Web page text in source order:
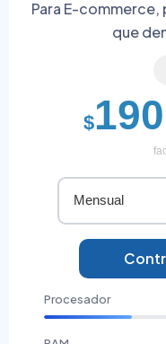
Para E-
que
$
Mensual
Procesador